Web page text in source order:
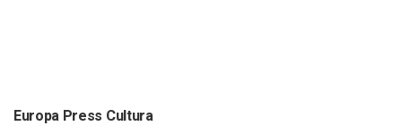
Europa Press Cultura